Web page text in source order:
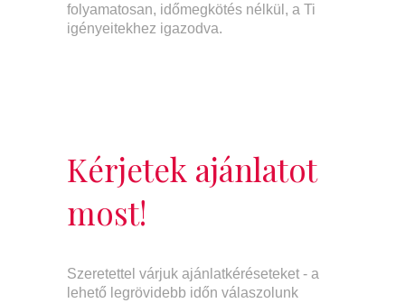
folyamatosan, időmegkötés nélkül, a Ti
igényeitekhez igazodva.
Kérjetek ajánlatot
most!
Szeretettel várjuk ajánlatkéréseteket - a
lehető legrövidebb időn válaszolunk